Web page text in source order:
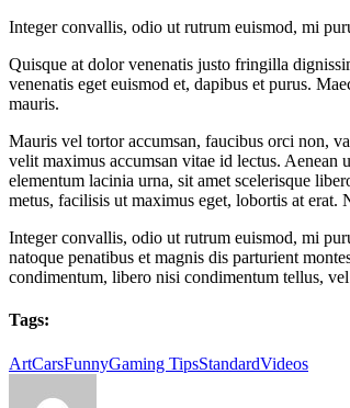
Integer convallis, odio ut rutrum euismod, mi
Quisque at dolor venenatis justo fringilla
venenatis eget euismod et, dapibus et purus.
mauris.
Mauris vel tortor accumsan, faucibus orci non,
velit maximus accumsan vitae id lectus. Aenean
elementum lacinia urna, sit amet scelerisque
metus, facilisis ut maximus eget, lobortis at erat.
Integer convallis, odio ut rutrum euismod, mi
natoque penatibus et magnis dis parturient
condimentum, libero nisi condimentum tellus,
Tags:
ArtCarsFunnyGaming TipsStandardVideos